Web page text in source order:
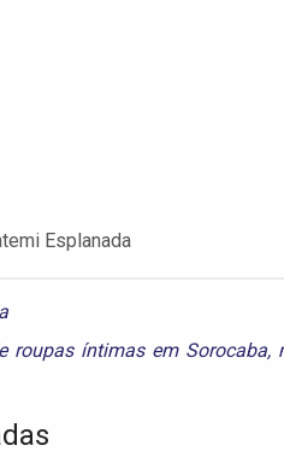
Esplanada
roupas íntimas em Sorocaba,